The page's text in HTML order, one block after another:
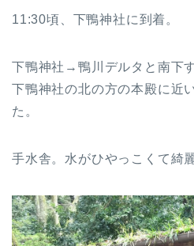
11:30頃、下鴨神社に到着。
下鴨神社→鴨川デルタと南下
下鴨神社の北の方の本殿に近
た。
手水舎。水がひやっこくて綺麗